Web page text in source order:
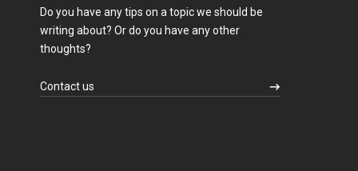
Do you have any tips on a topic we should be
writing about? Or do you have any other
thoughts?
Contact us